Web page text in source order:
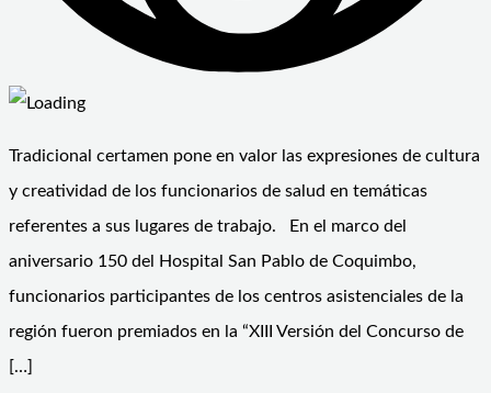
Tradicional certamen pone en valor las expresiones de cultura
y creatividad de los funcionarios de salud en temáticas
referentes a sus lugares de trabajo. En el marco del
aniversario 150 del Hospital San Pablo de Coquimbo,
funcionarios participantes de los centros asistenciales de la
región fueron premiados en la “XIII Versión del Concurso de
[…]